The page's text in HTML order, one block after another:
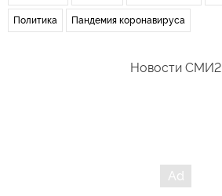
Политика Пандемия коронавируса
Новости СМИ2